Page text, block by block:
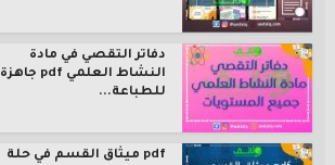
دفاتر التقصي في مادة
النشاط العلمي pdf جاهزة
للطباعة...
pdf ميثاق القسم في حلة